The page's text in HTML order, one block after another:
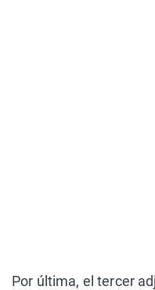
Por última, el tercer